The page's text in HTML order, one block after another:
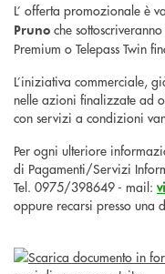
L’ offerta promozionale è
Pruno che
Premium o Telepass Twin
L’iniziativa commerciale,
nelle azioni finalizzate ad
con servizi a condizioni
Per ogni ulteriore
di Pagamenti/Servizi
Tel. 0975/398649 - mail:
oppure recarsi presso una